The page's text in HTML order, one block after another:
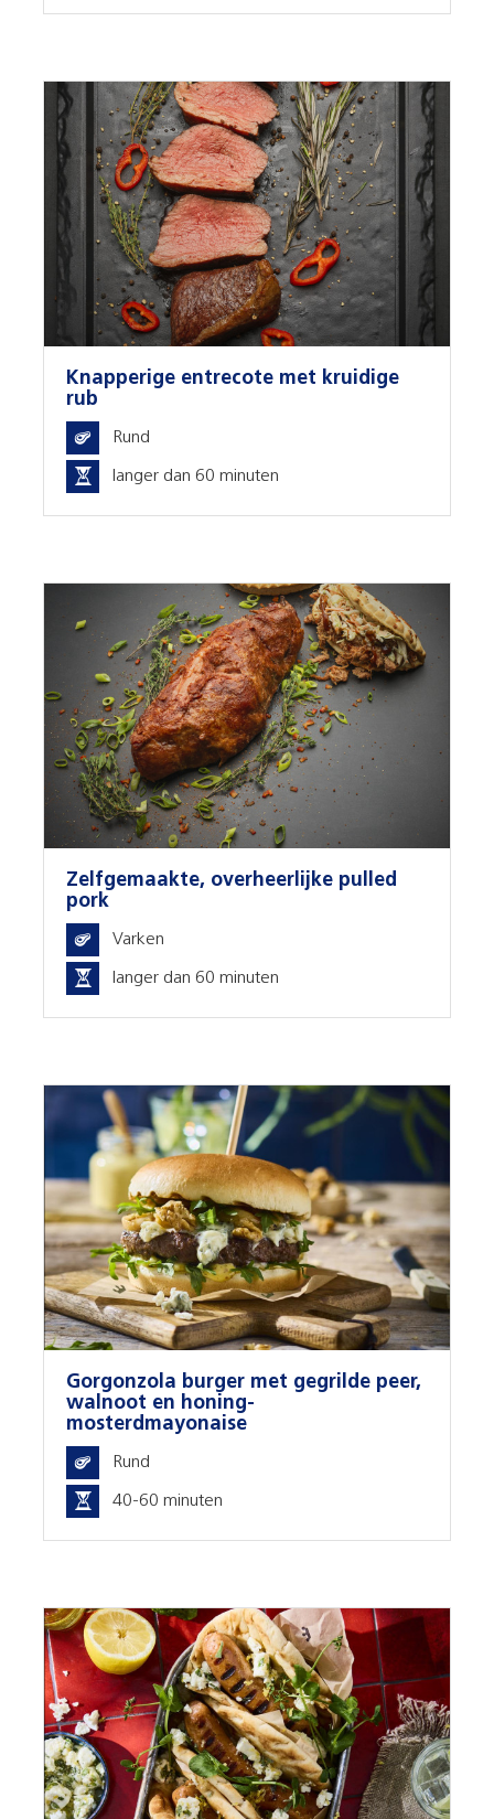
Knapperige entrecote met kruidige
rub
Rund
langer dan 60 minuten
Zelfgemaakte, overheerlijke pulled
pork
Varken
langer dan 60 minuten
Gorgonzola burger met gegrilde peer,
walnoot en honing-
mosterdmayonaise
Rund
40-60 minuten